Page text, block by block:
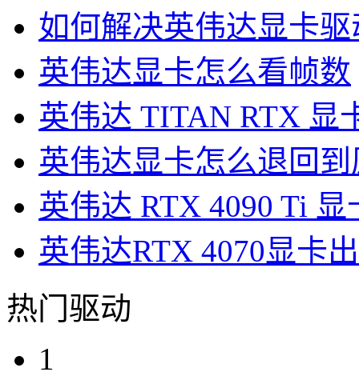
如何解决英伟达显卡
英伟达显卡怎么看帧数
英伟达 TITAN RTX 显
英伟达显卡怎么退回
英伟达 RTX 4090 Ti
英伟达RTX 4070显卡
热门驱动
1